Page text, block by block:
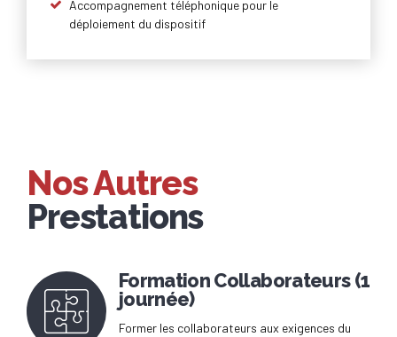
Accompagnement téléphonique pour le
déploiement du dispositif
Nos Autres
Prestations
Formation Collaborateurs (1
journée)
Former les collaborateurs aux exigences du